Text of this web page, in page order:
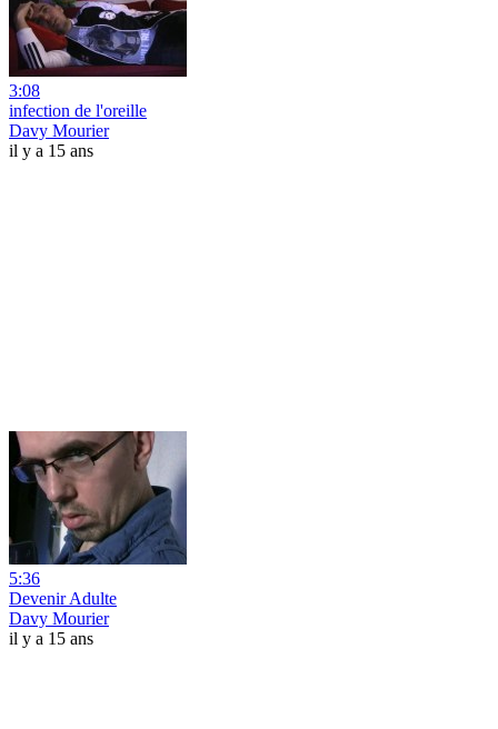
3:08
infection de l'oreille
Davy Mourier
il y a 15 ans
5:36
Devenir Adulte
Davy Mourier
il y a 15 ans